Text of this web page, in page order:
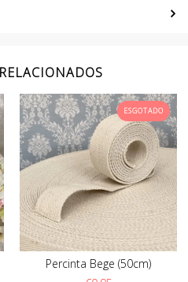
ESGOTADO
Percinta Bege (50cm)